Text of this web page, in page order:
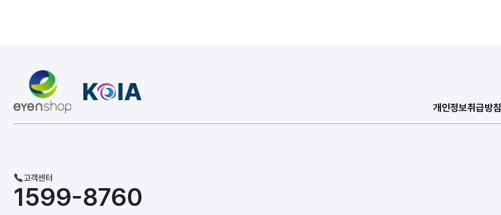
개인정보취급방침
고객센터
1599-8760